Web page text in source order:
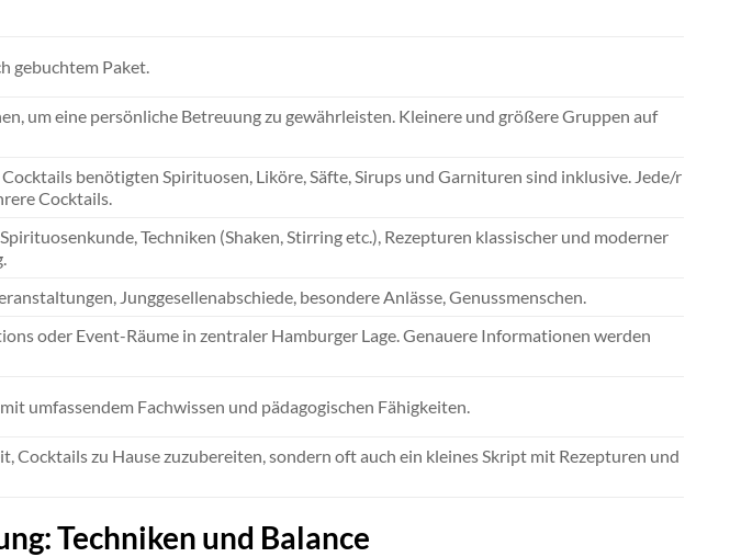
gebuchtem Paket.
um eine persönliche Betreuung zu gewährleisten. Kleinere und größere Gruppen auf
benötigten Spirituosen, Liköre, Säfte, Sirups und Garnituren sind inklusive. Jede/r
Cocktails.
Techniken (Shaken, Stirring etc.), Rezepturen klassischer und moderner
Junggesellenabschiede, besondere Anlässe, Genussmenschen.
oder Event-Räume in zentraler Hamburger Lage. Genauere Informationen werden
umfassendem Fachwissen und pädagogischen Fähigkeiten.
Cocktails zu Hause zuzubereiten, sondern oft auch ein kleines Skript mit Rezepturen und
Techniken und Balance